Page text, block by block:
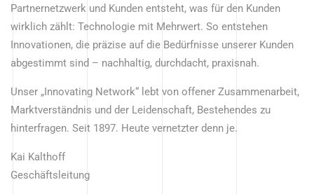
Partnernetzwerk und Kunden entsteht, was für den Kunden
wirklich zählt: Technologie mit Mehrwert. So entstehen
Innovationen, die präzise auf die Bedürfnisse unserer Kunden
abgestimmt sind – nachhaltig, durchdacht, praxisnah.
Unser „Innovating Network“ lebt von offener Zusammenarbeit,
Marktverständnis und der Leidenschaft, Bestehendes zu
hinterfragen. Seit 1897. Heute vernetzter denn je.
Kai Kalthoff
Geschäftsleitung